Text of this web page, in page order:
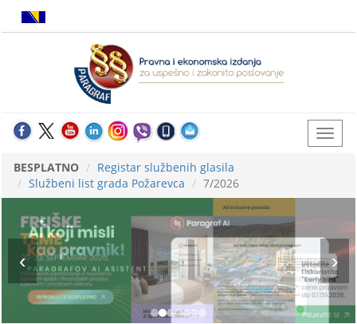
BESPLATNO
Registar službenih glasila
Službeni list grada Požarevca
7/2026